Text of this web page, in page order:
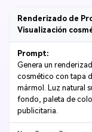
Renderizado de
Visualización
Prompt:
Genera un
cosmético con tapa
mármol. Luz natural
fondo, paleta de
publicitaria.